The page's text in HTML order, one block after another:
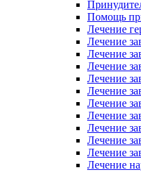
Помощь
Лечение
Лечение
Лечение
Лечение
Лечение
Лечение
Лечение
Лечение
Лечение
Лечение
Лечение
Лечение